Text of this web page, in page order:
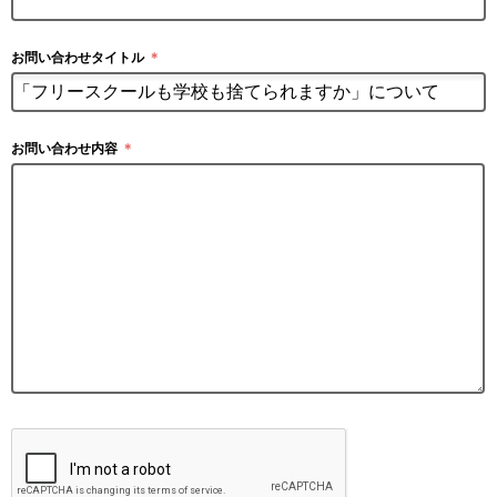
お問い合わせタイトル ＊
お問い合わせ内容 ＊